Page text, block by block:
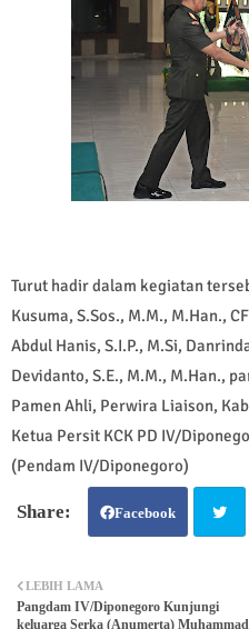
Turut hadir dalam kegiatan
Kusuma, S.Sos., M.M., M.Han.,
Abdul Hanis, S.I.P., M.Si,
Devidanto, S.E., M.M., M.Han.,
Pamen Ahli, Perwira Liaison,
Ketua Persit KCK PD IV/
(Pendam IV/Diponegoro)
Facebook
ter
LEBIH LAMA
Pangdam IV/Diponegoro Kunjungi
keluarga Serka (Anumerta) Muhammad